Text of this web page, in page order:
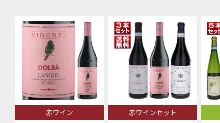
赤ワイン 赤ワインセット